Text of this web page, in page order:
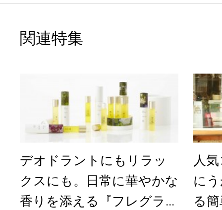
関連特集
デオドラントにもリラッ
クスにも。日常に華やかな
香りを添える『フレグラ...
人
に
る